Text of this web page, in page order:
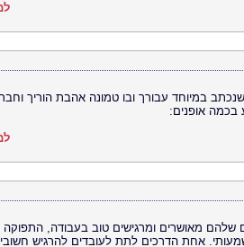
במיוחד עבורך ובו טמונה אהבת הוריך
בכמה אופנים:
שלהם מאושרים ומרגישים טוב בעבודה,
אחת הדרכים לתת לעובדים להרגיש